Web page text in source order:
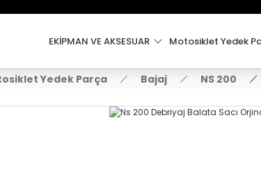
EKİPMAN VE AKSESUAR Motosiklet Yedek
Yedek Parça Bajaj NS 200